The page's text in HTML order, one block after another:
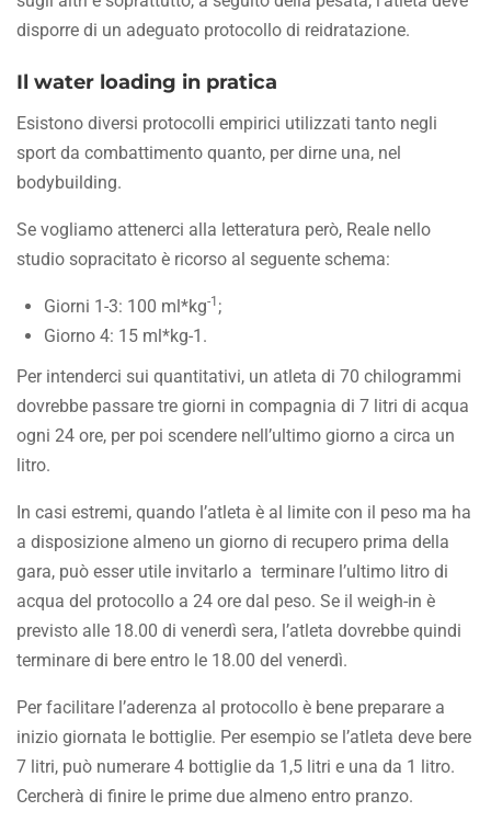
disporre di un adeguato protocollo di reidratazione.
Il water loading in pratica
Esistono diversi protocolli empirici utilizzati tanto negli
sport da combattimento quanto, per dirne una, nel
bodybuilding.
Se vogliamo attenerci alla letteratura però, Reale nello
studio sopracitato è ricorso al seguente schema:
Giorni 1-3: 100 ml*kg-1 ;
Giorno 4: 15 ml*kg-1.
Per intenderci sui quantitativi, un atleta di 70 chilogrammi
dovrebbe passare tre giorni in compagnia di 7 litri di acqua
ogni 24 ore, per poi scendere nell’ultimo giorno a circa un
litro.
In casi estremi, quando l’atleta è al limite con il peso ma ha
a disposizione almeno un giorno di recupero prima della
gara, può esser utile invitarlo a terminare l’ultimo litro di
acqua del protocollo a 24 ore dal peso. Se il weigh-in è
previsto alle 18.00 di venerdì sera, l’atleta dovrebbe quindi
terminare di bere entro le 18.00 del venerdì.
Per facilitare l’aderenza al protocollo è bene preparare a
inizio giornata le bottiglie. Per esempio se l’atleta deve bere
7 litri, può numerare 4 bottiglie da 1,5 litri e una da 1 litro.
Cercherà di finire le prime due almeno entro pranzo.